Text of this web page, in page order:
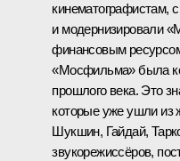
кинематографистам,
и модернизировали
финансовым
«Мосфильма» была
прошлого века. Это
которые уже ушли из
Шукшин, Гайдай,
звукорежиссёров,